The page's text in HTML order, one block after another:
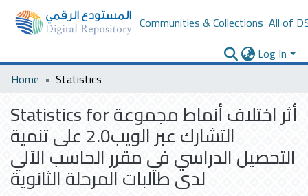
Communities & Collections All of
Log In
Home
Statistics
Statistics for أثر اختلاف أنماط مجموعة
التشارك عبر الويب2.0 على تنمية
التحصيل الدراسي في مقرر الحاسب الآلي
لدى طالبات المرحلة الثانوية